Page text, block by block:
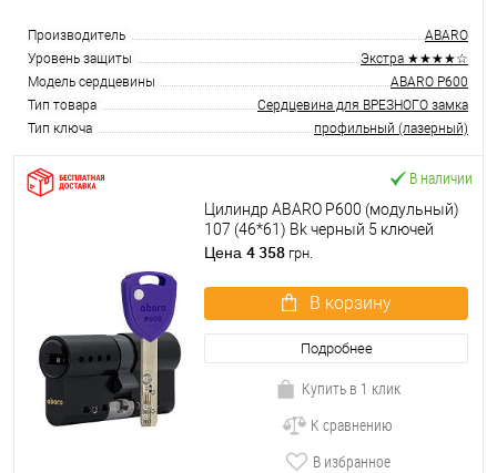
Производитель
ABARO
Уровень защиты
Экстра ★★★★☆
Модель сердцевины
ABARO P600
Тип товара
Сердцевина для ВРЕЗНОГО замка
Тип ключа
профильный (лазерный)
В наличии
Цилиндр ABARO P600 (модульный)
107 (46*61) Bk черный 5 ключей
Цена 4 358 грн.
В корзину
Подробнее
Купить в 1 клик
К сравнению
В избранное